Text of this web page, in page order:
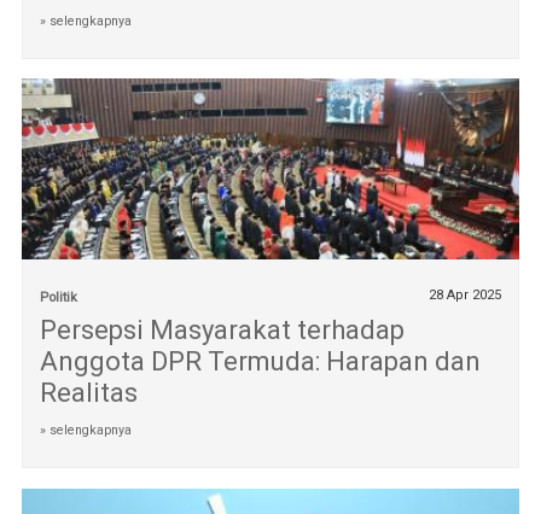
» selengkapnya
Politik 28 Apr 2025
Persepsi Masyarakat terhadap
Anggota DPR Termuda: Harapan dan
Realitas
» selengkapnya